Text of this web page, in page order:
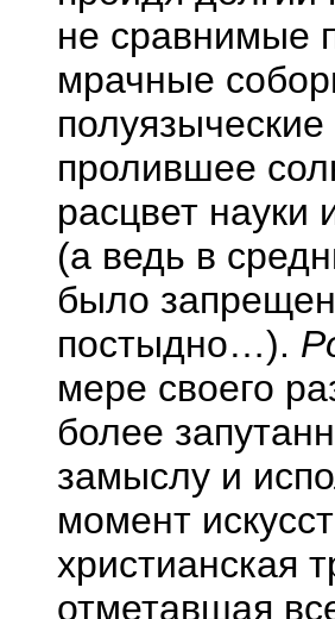
не сравнимые
мрачные
пролившее
расцвет науки
(а ведь в
было
постыдно…).
мере своего
более
замыслу и
момент
христианская
отметавшая